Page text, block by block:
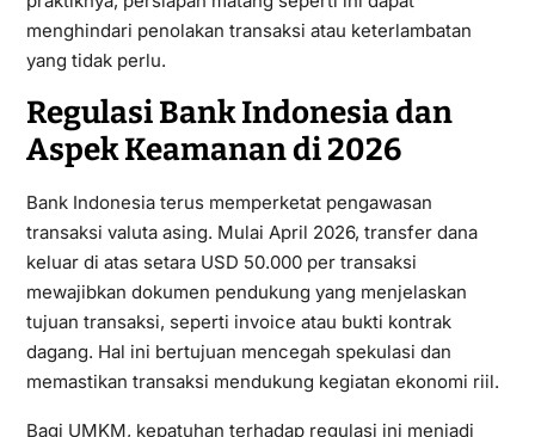
menghindari penolakan transaksi atau keterlambatan
yang tidak perlu.
Regulasi Bank Indonesia dan
Aspek Keamanan di 2026
Bank Indonesia terus memperketat pengawasan
transaksi valuta asing. Mulai April 2026, transfer dana
keluar di atas setara USD 50.000 per transaksi
mewajibkan dokumen pendukung yang menjelaskan
tujuan transaksi, seperti invoice atau bukti kontrak
dagang. Hal ini bertujuan mencegah spekulasi dan
memastikan transaksi mendukung kegiatan ekonomi riil.
Bagi UMKM, kepatuhan terhadap regulasi ini menjadi